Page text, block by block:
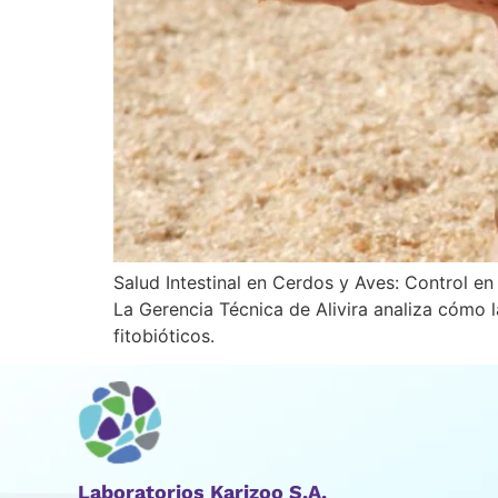
Salud Intestinal en Cerdos y Aves: Control en
La Gerencia Técnica de Alivira analiza
fitobióticos.
Laboratorios Karizoo S.A.